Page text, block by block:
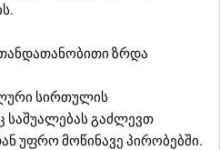
ზრდა
სირთულის
საშუალებას გაძლევთ
უფრო მოწინავე პირობებში.